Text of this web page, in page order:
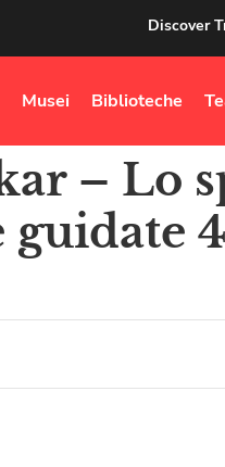
Discover
Musei Biblioteche
– Lo